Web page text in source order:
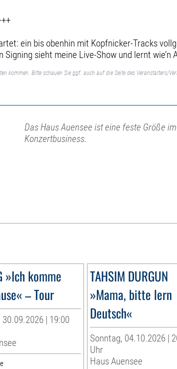
ein bis obenhin mit Kopfnicker-Tracks
sieht meine Live-Show und lernt wie’n
kommen. Bitte schauen Sie ggf. auch auf die Seite des Veranstalters/
Das Haus Auensee ist eine feste Größe
Konzertbusiness.
»Ich komme
– Tour
| 19:00
TAHSIM DURGUN
»Mama, bitte lern
Deutsch«
Sonntag, 04.10.2026 |
Uhr
Haus Auensee